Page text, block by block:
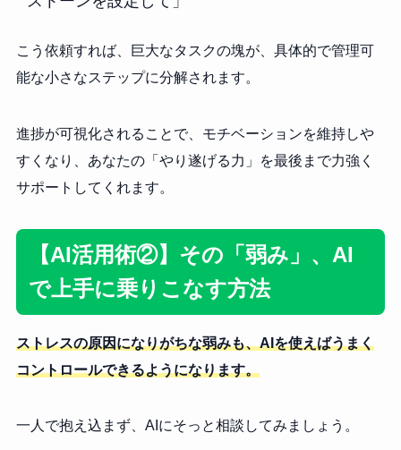
こう依頼すれば、巨大なタスクの塊が、具体的で管理可
能な小さなステップに分解されます。
進捗が可視化されることで、モチベーションを維持しや
すくなり、あなたの「やり遂げる力」を最後まで力強く
サポートしてくれます。
【AI活用術②】その「弱み」、AI
で上手に乗りこなす方法
ストレスの原因になりがちな弱みも、AIを使えばうまく
コントロールできるようになります。
一人で抱え込まず、AIにそっと相談してみましょう。